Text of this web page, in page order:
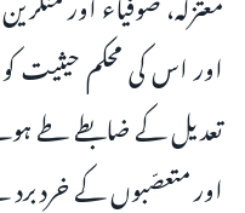
اور اس کی محکم حیثیت
تعدیل کے ضابطے طے
اور متعصّبوں کے خرد